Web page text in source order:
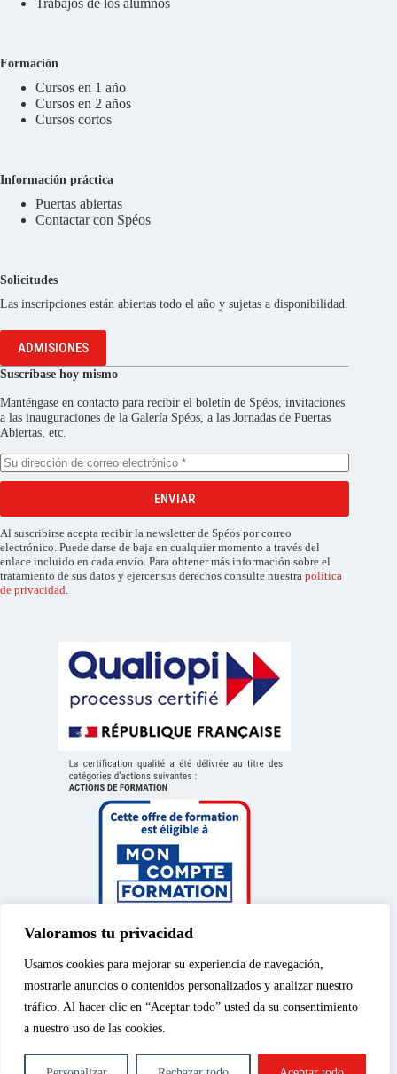
Valoramos tu privacidad
Usamos cookies para mejorar su experiencia de navegación,
mostrarle anuncios o contenidos personalizados y analizar nuestro
tráfico. Al hacer clic en “Aceptar todo” usted da su consentimiento
a nuestro uso de las cookies.
Trabajos de los alumnos
Formación
Cursos en 1 año
Cursos en 2 años
Cursos cortos
Información práctica
Puertas abiertas
Contactar con Spéos
Solicitudes
Las inscripciones están abiertas todo el año y sujetas a disponibilidad.
ADMISIONES
Suscríbase hoy mismo
Manténgase en contacto para recibir el boletín de Spéos, invitaciones
a las inauguraciones de la Galería Spéos, a las Jornadas de Puertas
Abiertas, etc.
ENVIAR
Al suscribirse acepta recibir la newsletter de Spéos por correo
electrónico. Puede darse de baja en cualquier momento a través del
enlace incluido en cada envío. Para obtener más información sobre el
tratamiento de sus datos y ejercer sus derechos consulte nuestra política
de privacidad.
Aviso legal|Política de
privacidad|Política de
© 2026 – Spéos, curso
privado de enseñanza